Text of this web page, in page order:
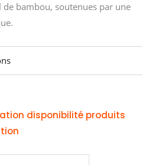
bambou, soutenues par une
disponibilité produits